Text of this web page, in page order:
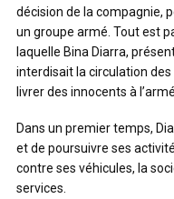
décision de la compagnie,
un groupe armé. Tout est
laquelle Bina Diarra,
interdisait la circulation des
livrer des innocents à
Dans un premier temps,
et de poursuivre ses
contre ses véhicules, la
services.